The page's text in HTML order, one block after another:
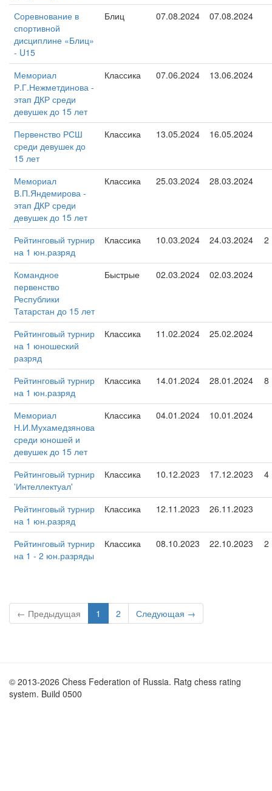
Соревнование в
спортивной
дисциплине «Блиц»
- U15
Блиц 07.08.2024 07.08.2024
Мемориал
Р.Г.Нежметдинова -
этап ДКР среди
девушек до 15 лет
Классика 07.06.2024 13.06.2024
Первенство РСШ
среди девушек до
15 лет
Классика 13.05.2024 16.05.2024
Мемориал
В.П.Яндемирова -
этап ДКР среди
девушек до 15 лет
Классика 25.03.2024 28.03.2024
Рейтинговый турнир
на 1 юн.разряд
Классика 10.03.2024 24.03.2024 2
Командное
первенство
Республики
Татарстан до 15 лет
Быстрые 02.03.2024 02.03.2024
Рейтинговый турнир
на 1 юношеский
разряд
Классика 11.02.2024 25.02.2024
Рейтинговый турнир
на 1 юн.разряд
Классика 14.01.2024 28.01.2024 8
Мемориал
Н.И.Мухамедзянова
среди юношей и
девушек до 15 лет
Классика 04.01.2024 10.01.2024
Рейтинговый турнир
'Интеллектуал'
Классика 10.12.2023 17.12.2023 4
Рейтинговый турнир
на 1 юн.разряд
Классика 12.11.2023 26.11.2023
Рейтинговый турнир
на 1 - 2 юн.разряды
Классика 08.10.2023 22.10.2023 2
← Предыдущая 1 2 Следующая →
© 2013-2026 Chess Federation of Russia. Ratg chess rating
system. Build 0500